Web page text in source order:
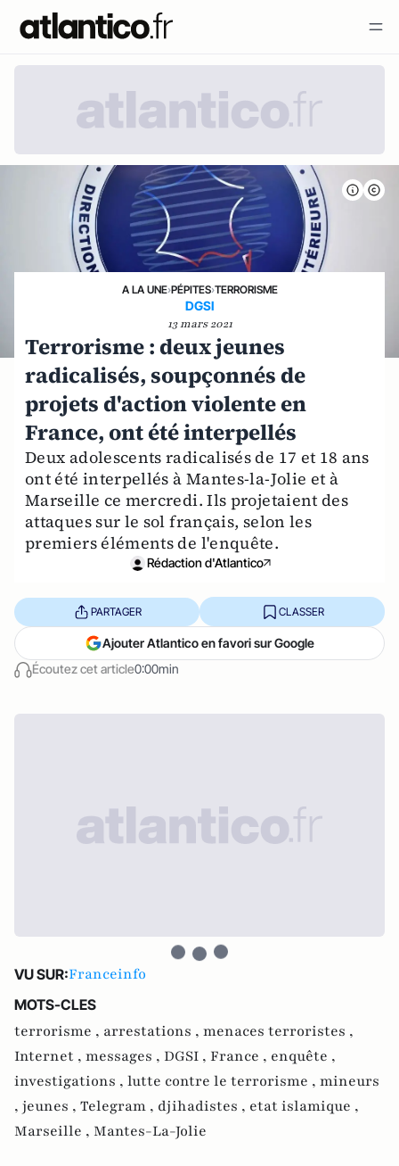
A LA UNE›PÉPITES›TERRORISME
DGSI
13 mars 2021
Terrorisme : deux jeunes
radicalisés, soupçonnés de
projets d'action violente en
France, ont été interpellés
Deux adolescents radicalisés de 17 et 18 ans
ont été interpellés à Mantes-la-Jolie et à
Marseille ce mercredi. Ils projetaient des
attaques sur le sol français, selon les
premiers éléments de l'enquête.
Rédaction d'Atlantico
Écoutez cet article0:00min
PARTAGER CLASSER
Ajouter Atlantico en favori sur Google
VU SUR:Franceinfo
MOTS-CLES
terrorisme , arrestations , menaces terroristes ,
Internet , messages , DGSI , France , enquête ,
investigations , lutte contre le terrorisme , mineurs
, jeunes , Telegram , djihadistes , etat islamique ,
Marseille , Mantes-La-Jolie